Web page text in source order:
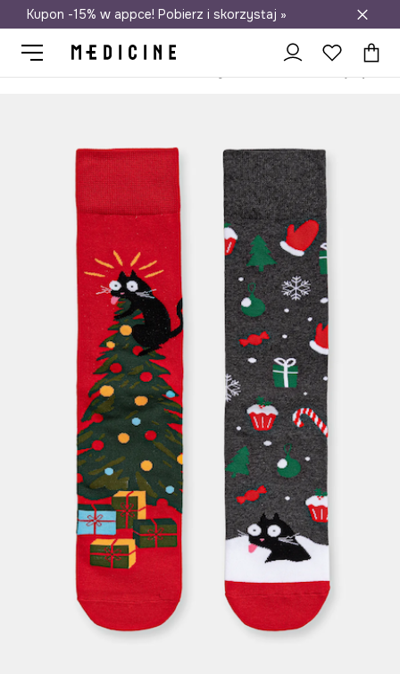
Darmowa dostawa do salonów
Kupon -15% w appce! Pobierz i skorzystaj »